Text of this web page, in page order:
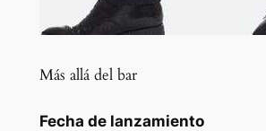
Más allá del bar
Fecha de lanzamiento